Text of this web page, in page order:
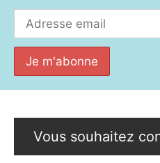
Vous souhaitez